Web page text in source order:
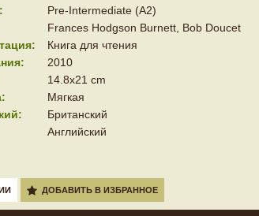
Pre-Intermediate (A2)
Frances Hodgson Burnett, Bob Doucet
Книга для чтения
2010
14.8x21 cm
Мягкая
Британский
Английский
ДОБАВИТЬ В ИЗБРАННОЕ